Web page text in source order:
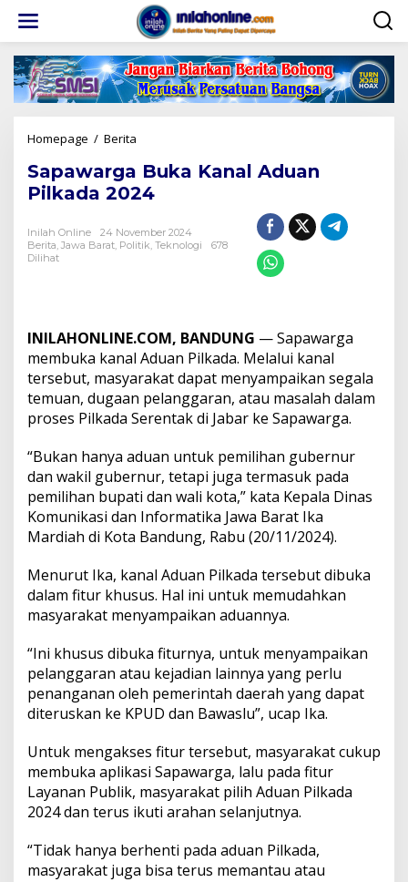
konten
Homepage / Berita
Kanal
Aduan
Pilkada
Sapawarga Buka Kanal Aduan
Pilkada 2024
Inilah Online
24 November 2024
Berita Jawa Barat Politik Teknologi
678
Dilihat
INILAHONLINE.COM, BANDUNG — Sapawarga
membuka kanal Aduan Pilkada. Melalui kanal
tersebut, masyarakat dapat menyampaikan segala
temuan, dugaan pelanggaran, atau masalah dalam
proses Pilkada Serentak di Jabar ke Sapawarga.
“Bukan hanya aduan untuk pemilihan gubernur
dan wakil gubernur, tetapi juga termasuk pada
pemilihan bupati dan wali kota,” kata Kepala Dinas
Komunikasi dan Informatika Jawa Barat Ika
Mardiah di Kota Bandung, Rabu (20/11/2024).
Menurut Ika, kanal Aduan Pilkada tersebut dibuka
dalam fitur khusus. Hal ini untuk memudahkan
masyarakat menyampaikan aduannya.
“Ini khusus dibuka fiturnya, untuk menyampaikan
pelanggaran atau kejadian lainnya yang perlu
penanganan oleh pemerintah daerah yang dapat
diteruskan ke KPUD dan Bawaslu”, ucap Ika.
Untuk mengakses fitur tersebut, masyarakat cukup
membuka aplikasi Sapawarga, lalu pada fitur
Layanan Publik, masyarakat pilih Aduan Pilkada
2024 dan terus ikuti arahan selanjutnya.
“Tidak hanya berhenti pada aduan Pilkada,
masyarakat juga bisa terus memantau atau